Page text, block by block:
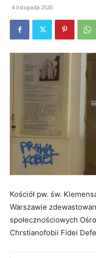
4 listopada 2020
Kościół pw. św.
Warszawie
społecznościowych
Chrstianofobii Fidei